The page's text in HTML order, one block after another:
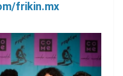
frikin.mx